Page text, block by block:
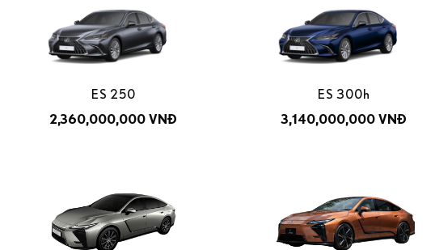
ES 250
2,360,000,000 VNĐ
ES 300h
3,140,000,000 VNĐ